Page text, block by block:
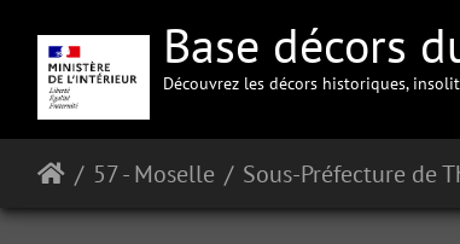
Base décors
Découvrez les décors historiques,
57 - Moselle Sous-Préfecture de